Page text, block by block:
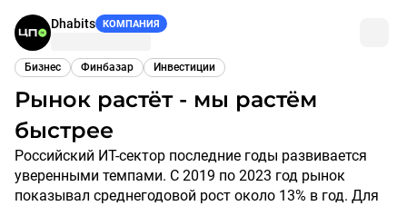
Dhabits КОМПАНИЯ
Бизнес Финбазар Инвестиции
Рынок растёт - мы растём
быстрее
Российский ИТ-сектор последние годы развивается
уверенными темпами. С 2019 по 2023 год рынок
показывал среднегодовой рост около 13% в год. Для